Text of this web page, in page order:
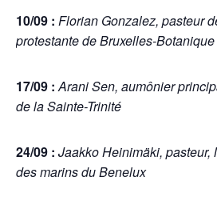
10/09 : Florian Gonzalez, pasteur
protestante de Bruxelles-Botanique
17/09 : Arani Sen, aumônier
de la Sainte-Trinité
24/09 : Jaakko Heinimäki,
des marins du Benelux